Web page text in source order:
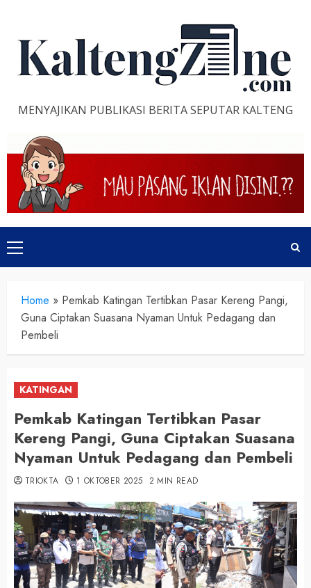
content
MENYAJIKAN PUBLIKASI BERITA SEPUTAR KALTENG
Primary
Menu
Home » Pemkab Katingan Tertibkan Pasar Kereng Pangi,
Guna Ciptakan Suasana Nyaman Untuk Pedagang dan
Pembeli
KATINGAN
Pemkab Katingan Tertibkan Pasar
Kereng Pangi, Guna Ciptakan Suasana
Nyaman Untuk Pedagang dan Pembeli
TRIOKTA 1 OKTOBER 2025 2 MIN READ